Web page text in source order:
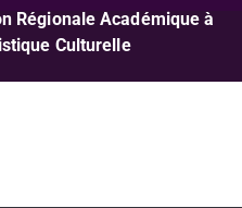
Régionale Académique à
Culturelle